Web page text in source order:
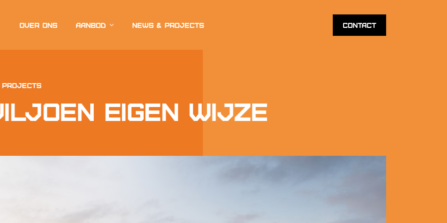
Over ons Aanbod News & projects Contact
projects
Eigen Wijze